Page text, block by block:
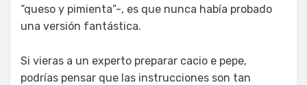
“queso y pimienta”-, es que nunca había probado
una versión fantástica.
Si vieras a un experto preparar cacio e pepe,
podrías pensar que las instrucciones son tan